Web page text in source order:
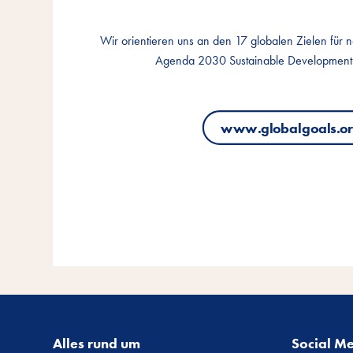
Wir orientieren uns an den 17 globalen Zielen für
Agenda 2030 Sustainable
Wir orientieren uns an den 17 globalen Zielen für
Agenda 2030 Sustainable
Wir orientieren uns an den 17 globalen Zielen für
Agenda 2030 Sustainable
Alles rund um Social